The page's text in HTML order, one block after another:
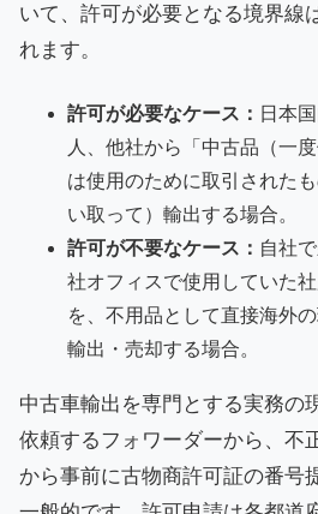
いて、許可が必要となる境界線
れます。
許可が必要なケース： 日本
人、他社から「中古品（一
は使用のために取引された
い取って）輸出する場合。
許可が不要なケース： 自社
社オフィスで使用していた
を、不用品として直接海外
輸出・売却する場合。
中古車輸出を専門とする実務の
依頼するフォワーダーから、不
から事前に古物商許可証の番号